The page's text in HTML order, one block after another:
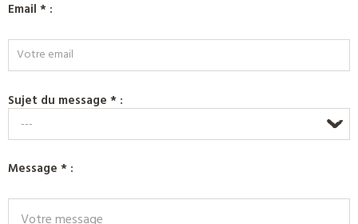
Email * :
Sujet du message * :
---
Message * :